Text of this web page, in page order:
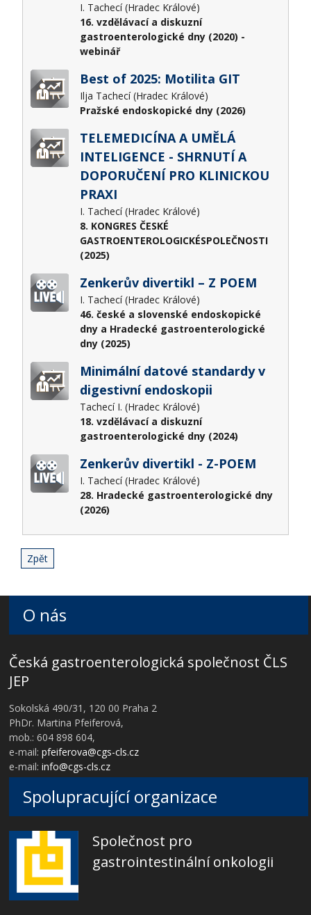
I. Tachecí (Hradec Králové)
16. vzdělávací a diskuzní
gastroenterologické dny (2020) -
webinář
Best of 2025: Motilita GIT
Ilja Tachecí (Hradec Králové)
Pražské endoskopické dny (2026)
TELEMEDICÍNA A UMĚLÁ
INTELIGENCE - SHRNUTÍ A
DOPORUČENÍ PRO KLINICKOU
PRAXI
I. Tachecí (Hradec Králové)
8. KONGRES ČESKÉ
GASTROENTEROLOGICKÉSPOLEČNOSTI
(2025)
Zenkerův divertikl – Z POEM
I. Tachecí (Hradec Králové)
46. české a slovenské endoskopické
dny a Hradecké gastroenterologické
dny (2025)
Minimální datové standardy v
digestivní endoskopii
Tachecí I. (Hradec Králové)
18. vzdělávací a diskuzní
gastroenterologické dny (2024)
Zenkerův divertikl - Z-POEM
I. Tachecí (Hradec Králové)
28. Hradecké gastroenterologické dny
(2026)
Zpět
O nás
Česká gastroenterologická společnost ČLS
JEP
Sokolská 490/31, 120 00 Praha 2
PhDr. Martina Pfeiferová,
mob.: 604 898 604,
e-mail:pfeiferova@cgs-cls.cz
e-mail:info@cgs-cls.cz
Spolupracující organizace
Společnost pro
gastrointestinální onkologii